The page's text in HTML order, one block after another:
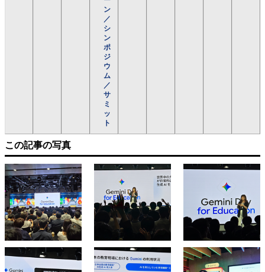
ン
／
シ
ン
ポ
ジ
ウ
ム
／
サ
ミ
ッ
ト
この記事の写真